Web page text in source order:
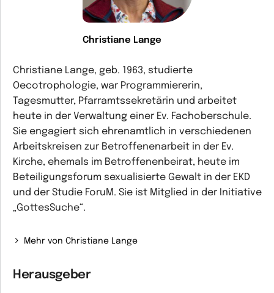
Christiane Lange
Christiane Lange, geb. 1963, studierte
Oecotrophologie, war Programmiererin,
Tagesmutter, Pfarramtssekretärin und arbeitet
heute in der Verwaltung einer Ev. Fachoberschule.
Sie engagiert sich ehrenamtlich in verschiedenen
Arbeitskreisen zur Betroffenenarbeit in der Ev.
Kirche, ehemals im Betroffenenbeirat, heute im
Beteiligungsforum sexualisierte Gewalt in der EKD
und der Studie ForuM. Sie ist Mitglied in der Initiative
„GottesSuche“.
Mehr von Christiane Lange
Herausgeber